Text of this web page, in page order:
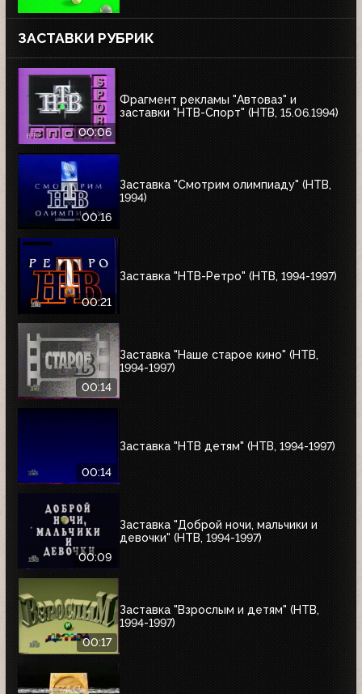
ЗАСТАВКИ РУБРИК
00:06
Фрагмент рекламы "Автоваз" и
заставки "НТВ-Спорт" (НТВ, 15.06.1994)
00:16
Заставка "Смотрим олимпиаду" (НТВ,
1994)
00:21
Заставка "НТВ-Ретро" (НТВ, 1994-1997)
00:14
Заставка "Наше старое кино" (НТВ,
1994-1997)
00:14
Заставка "НТВ детям" (НТВ, 1994-1997)
00:09
Заставка "Доброй ночи, мальчики и
девочки" (НТВ, 1994-1997)
00:17
Заставка "Взрослым и детям" (НТВ,
1994-1997)